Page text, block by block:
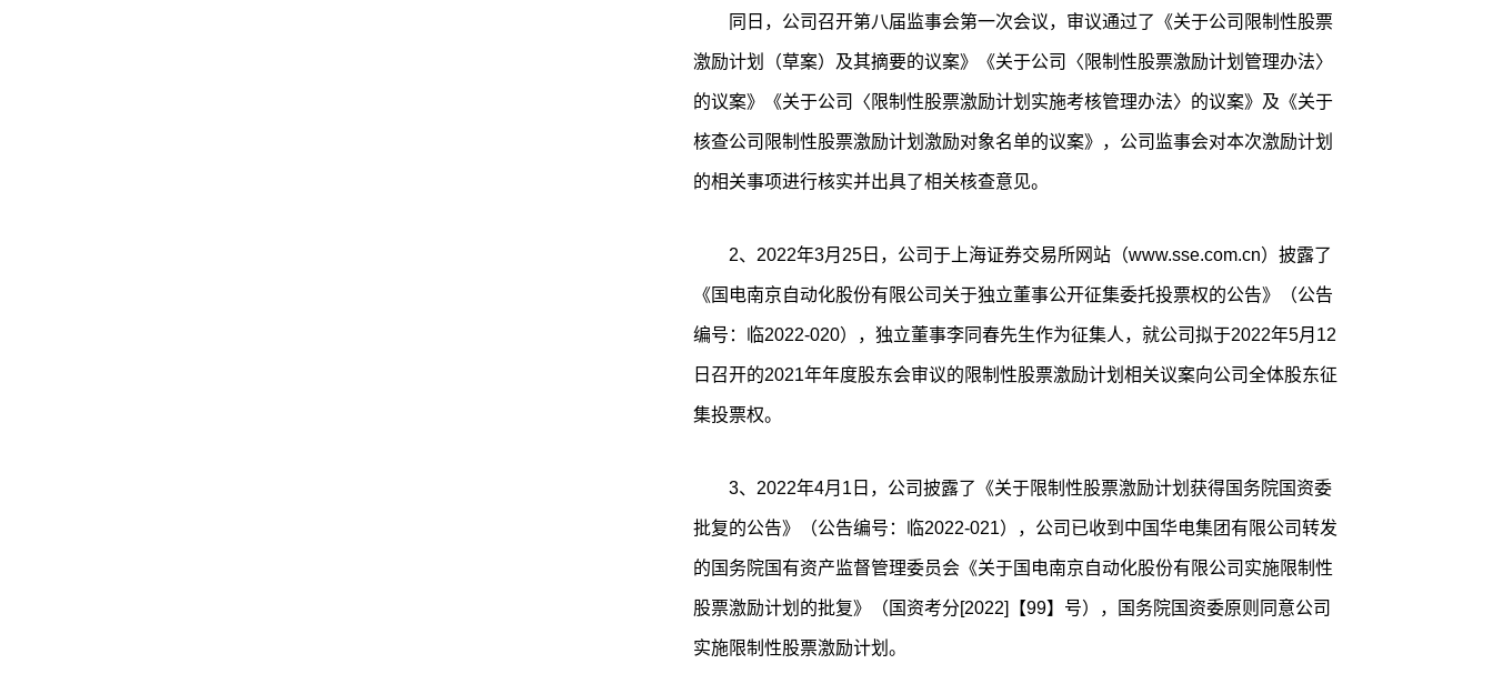
同日，公司召开第八届监事会第一次会议，审议通过了《关于公司限制性股票
激励计划（草案）及其摘要的议案》《关于公司〈限制性股票激励计划管理办法〉
的议案》《关于公司〈限制性股票激励计划实施考核管理办法〉的议案》及《关于
核查公司限制性股票激励计划激励对象名单的议案》，公司监事会对本次激励计划
的相关事项进行核实并出具了相关核查意见。
2、2022年3月25日，公司于上海证券交易所网站（www.sse.com.cn）披露了
《国电南京自动化股份有限公司关于独立董事公开征集委托投票权的公告》（公告
编号：临2022-020），独立董事李同春先生作为征集人，就公司拟于2022年5月12
日召开的2021年年度股东会审议的限制性股票激励计划相关议案向公司全体股东征
集投票权。
3、2022年4月1日，公司披露了《关于限制性股票激励计划获得国务院国资委
批复的公告》（公告编号：临2022-021），公司已收到中国华电集团有限公司转发
的国务院国有资产监督管理委员会《关于国电南京自动化股份有限公司实施限制性
股票激励计划的批复》（国资考分[2022]【99】号），国务院国资委原则同意公司
实施限制性股票激励计划。